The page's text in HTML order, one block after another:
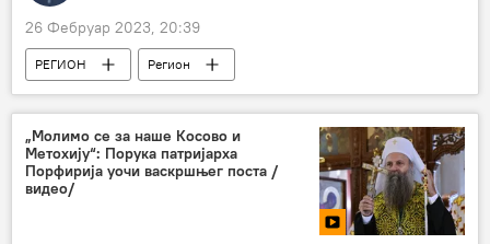
26 Фебруар 2023, 20:39
РЕГИОН
Регион
Регион – политика
Црна Гора
Алекса Бечић
„Молимо се за наше Косово и
Метохију“: Порука патријарха
Порфирија уочи васкршњег поста /
видео/